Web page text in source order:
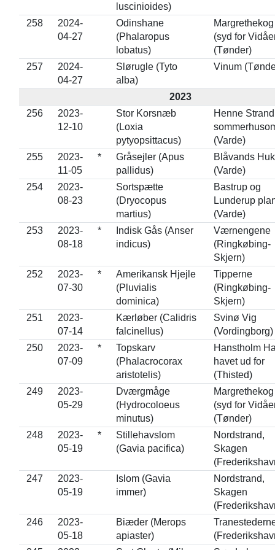
luscinioides)
258
2024-
04-27
Odinshane
(Phalaropus
lobatus)
(syd for
(Tønder)
257
2024-
04-27
Slørugle (Tyto
alba)
Vinum
2023
256
2023-
12-10
Stor Korsnæb
(Loxia
pytyopsittacus)
Henne Strand
(Varde)
255
2023-
11-05
*
Gråsejler (Apus
pallidus)
Blåvands Huk
(Varde)
254
2023-
08-23
Sortspætte
(Dryocopus
martius)
Bastrup og
Lunderup
(Varde)
253
2023-
08-18
*
Indisk Gås (Anser
indicus)
Værnengene
(Ringkøbing-
Skjern)
252
2023-
07-30
*
Amerikansk Hjejle
(Pluvialis
dominica)
Tipperne
(Ringkøbing-
Skjern)
251
2023-
07-14
Kærløber (Calidris
falcinellus)
Svinø Vig
(Vordingborg)
250
2023-
07-09
*
Topskarv
(Phalacrocorax
aristotelis)
Hanstholm
havet ud for
(Thisted)
249
2023-
05-29
Dværgmåge
(Hydrocoloeus
minutus)
(syd for
(Tønder)
248
2023-
05-19
*
Stillehavslom
(Gavia pacifica)
Nordstrand,
Skagen
247
2023-
05-19
Islom (Gavia
immer)
Nordstrand,
Skagen
246
2023-
05-18
Biæder (Merops
apiaster)